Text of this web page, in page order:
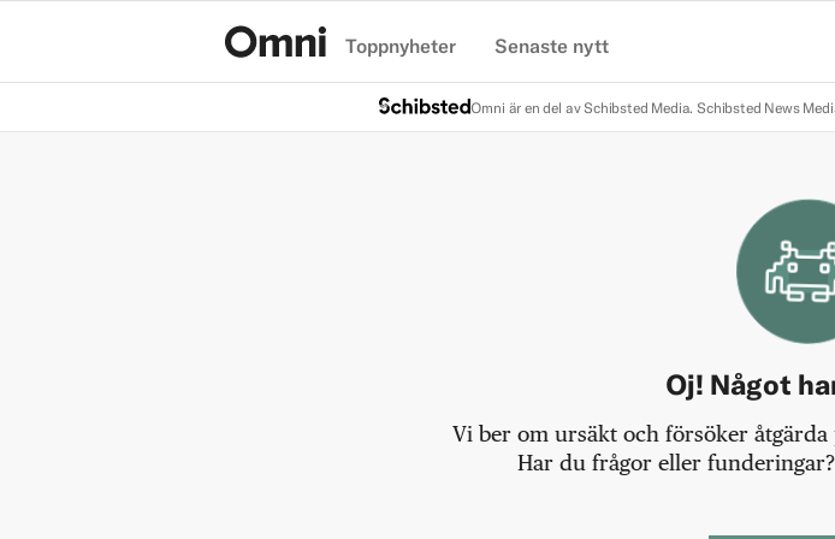
Toppnyheter Senaste nytt
Omni är en del av Schibsted Media. Schibsted News
Oj! Något
Vi ber om ursäkt och försöker
Har du frågor eller